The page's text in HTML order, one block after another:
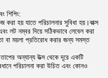
শিপিং:
হয় যাতে পরিচালনার সুবিধা হয়।বাক্স
লট নম্বর দিয়ে সঠিকভাবে লেবেল করা
বা ময়লা প্রতিরোধ করার জন্য সমস্ত
অন্যান্য উত্স থেকে দূরে একটি
পরিচালনা করা উচিত এবং কোনও